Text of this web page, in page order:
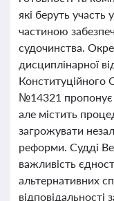
які беруть
частиною
судочинства.
дисциплінарної
Конституційного
№14321 пропонує
але містить
загрожувати
реформи. Судді
важливість
альтернативних
відповідальності